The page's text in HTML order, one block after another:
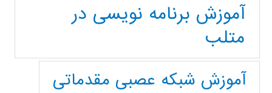
آموزش برنامه نویسی در
متلب
آموزش شبکه عصبی مقدماتی